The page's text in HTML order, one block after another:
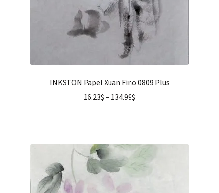
INKSTON Papel Xuan Fino 0809 Plus
16.23$ – 134.99$